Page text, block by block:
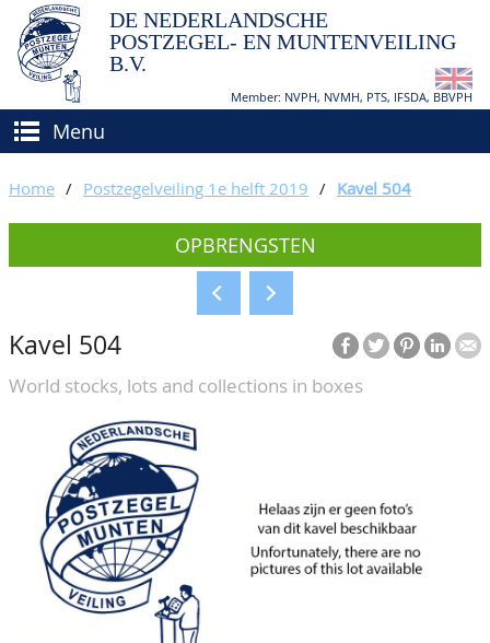
DE NEDERLANDSCHE
POSTZEGEL- EN MUNTENVEILING
B.V.
Member: NVPH, NVMH, PTS, IFSDA, BBVPH
Menu
(VER)KOPEN
Hoe verkopen?
Voorwaarden
BIEDEN
CATALOGI/OPBRENGSTEN
KEURINGSDIENST
AGENDA
OVER ONS
Ons Team
80 jarig bestaan
CONTACT
ACCOUNT
Home / Postzegelveiling 1e helft 2019 / Kavel 504
OPBRENGSTEN
Kavel 504
World stocks, lots and collections in boxes